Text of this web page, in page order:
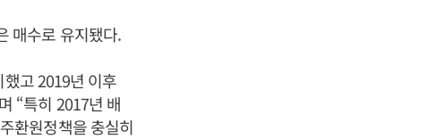
매수로 유지됐다.
고 2019년 이후
“특히 2017년 배
환원정책을 충실히